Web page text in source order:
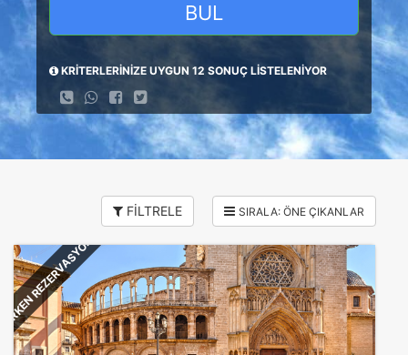
BUL
KRİTERLERİNİZE UYGUN 12 SONUÇ LİSTELENİYOR
FİLTRELE
ERKEN REZERVASYON